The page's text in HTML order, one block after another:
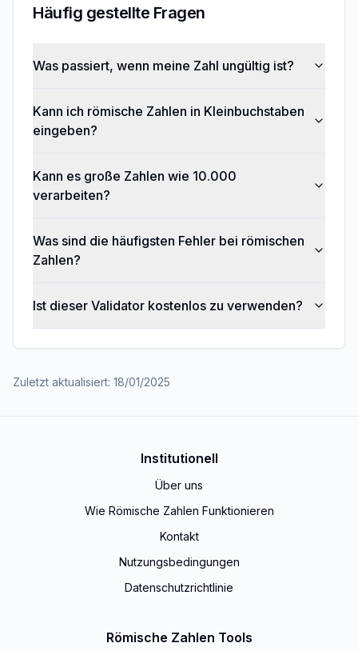
Häufig gestellte Fragen
Was passiert, wenn meine Zahl ungültig ist?
Kann ich römische Zahlen in Kleinbuchstaben
eingeben?
Kann es große Zahlen wie 10.000
verarbeiten?
Was sind die häufigsten Fehler bei römischen
Zahlen?
Ist dieser Validator kostenlos zu verwenden?
Zuletzt aktualisiert: 18/01/2025
Institutionell
Über uns
Wie Römische Zahlen Funktionieren
Kontakt
Nutzungsbedingungen
Datenschutzrichtlinie
Römische Zahlen Tools